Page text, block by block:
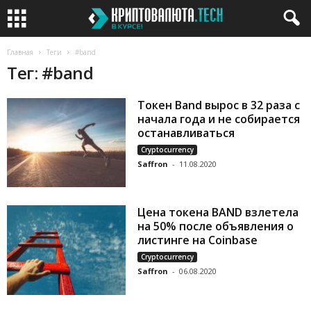
Главная Теги #band
Тег: #band
Токен Band вырос в 32 раза с
начала года и не собирается
останавливаться
Cryptocurrency
Saffron - 11.08.2020
Цена токена BAND взлетела
на 50% после объявления о
листинге на Coinbase
Cryptocurrency
Saffron - 06.08.2020